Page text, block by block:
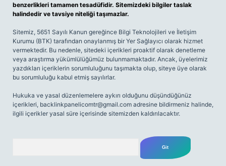
benzerlikleri tamamen tesadüfidir. Sitemizdeki bilgiler taslak
halindedir ve tavsiye niteliği taşımazlar.
Sitemiz, 5651 Sayılı Kanun gereğince Bilgi Teknolojileri ve İletişim
Kurumu (BTK) tarafından onaylanmış bir Yer Sağlayıcı olarak hizmet
vermektedir. Bu nedenle, sitedeki içerikleri proaktif olarak denetleme
veya araştırma yükümlülüğümüz bulunmamaktadır. Ancak, üyelerimiz
yazdıkları içeriklerin sorumluluğunu taşımakta olup, siteye üye olarak
bu sorumluluğu kabul etmiş sayılırlar.
Hukuka ve yasal düzenlemelere aykırı olduğunu düşündüğünüz
içerikleri, backlinkpanelicomtr@gmail.com adresine bildirmeniz halinde,
ilgili içerikler yasal süre içerisinde sitemizden kaldırılacaktır.